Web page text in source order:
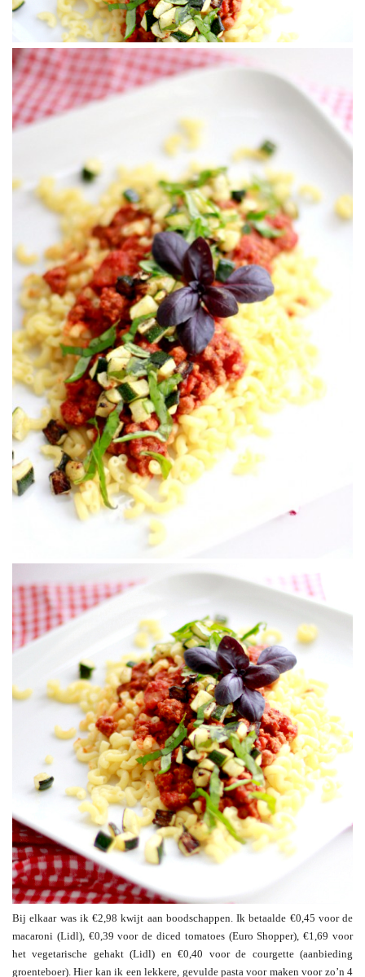
Bij elkaar was ik €2,98 kwijt aan boodschappen. Ik betaalde €0,45 voor de
macaroni (Lidl), €0,39 voor de diced tomatoes (Euro Shopper), €1,69 voor
het vegetarische gehakt (Lidl) en €0,40 voor de courgette (aanbieding
groenteboer). Hier kan ik een lekkere, gevulde pasta voor maken voor zo’n 4